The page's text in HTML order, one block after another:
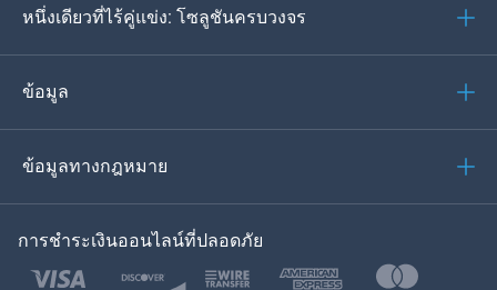
โปรตุเกส
ภาษาไทย
หนึ่งเดียวที่ไร้คู่แข่ง: โซลูชันครบวงจร
ข้อมูล
ข้อมูลทางกฎหมาย
การชำระเงินออนไลน์ที่ปลอดภัย